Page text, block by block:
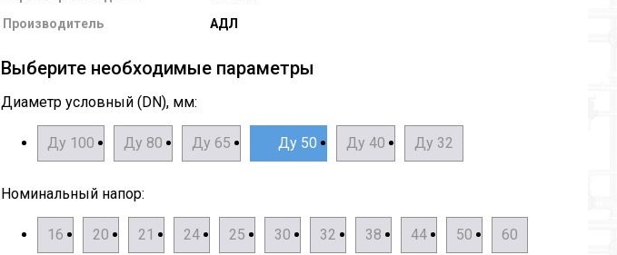
Производитель
АДЛ
Выберите необходимые параметры
Диаметр условный (DN), мм:
Ду 100 Ду 80 Ду 65 Ду 50 Ду 40 Ду 32
Номинальный напор:
16 20 21 24 25 30 32 38 44 50 60